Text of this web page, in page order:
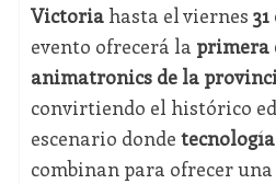
Victoriahasta el viernes
evento ofrecerá la primera
animatronics de la
convirtiendo el histórico
escenario donde
combinan para ofrecer